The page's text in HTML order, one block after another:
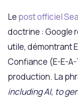
Le post officiel
doctrine : Google
utile, démontrant
Confiance (E-E-
production. La
including AI, to